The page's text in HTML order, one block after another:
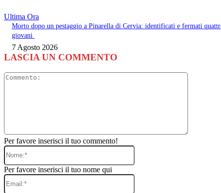
Ultima Ora
Morto dopo un pestaggio a Pinarella di Cervia: identificati e fermati
giovani
7 Agosto 2026
LASCIA UN COMMENTO
Per favore inserisci il tuo commento!
Nome:*
Per favore inserisci il tuo nome qui
Email:*